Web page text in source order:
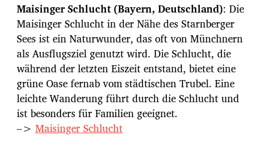
Maisinger Schlucht (Bayern, Deutschland): Die
Maisinger Schlucht in der Nähe des Starnberger
Sees ist ein Naturwunder, das oft von Münchnern
als Ausflugsziel genutzt wird. Die Schlucht, die
während der letzten Eiszeit entstand, bietet eine
grüne Oase fernab vom städtischen Trubel. Eine
leichte Wanderung führt durch die Schlucht und
ist besonders für Familien geeignet.
–> Maisinger Schlucht